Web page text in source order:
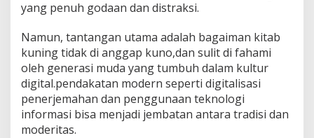
yang penuh godaan dan distraksi.
Namun, tantangan utama adalah bagaiman kitab
kuning tidak di anggap kuno,dan sulit di fahami
oleh generasi muda yang tumbuh dalam kultur
digital.pendakatan modern seperti digitalisasi
penerjemahan dan penggunaan teknologi
informasi bisa menjadi jembatan antara tradisi dan
moderitas.